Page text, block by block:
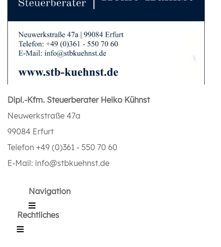
Dipl.-Kfm. Steuerberater Heiko Kühnst
Neuwerkstraße 47a
99084 Erfurt
Telefon +49 (0)361 - 550 70 60
E-Mail: info@stbkuehnst.de
Navigation
Rechtliches